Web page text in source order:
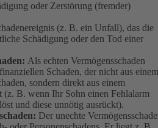
oder Zerstörung (fremder)
(z. B. ein Unfall), das die
Schädigung oder den Tod einer
Als echten Vermögensschaden
Schaden, der nicht aus einem
sondern direkt aus einem
(z. B. wenn Ihr Sohn einen Fehlalarm
und diese unnötig ausrückt).
Der unechte